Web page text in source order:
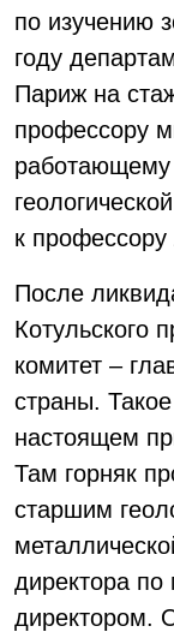
по изучению
году
Париж на
профессору
к
После
Котульского
комитет –
страны.
настоящем
Там горняк
старшим
директора по
директором.